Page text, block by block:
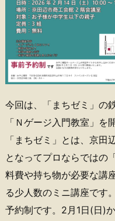
今回は、「まちゼミ」の
「Ｎゲージ入門教室」を
「まちゼミ」とは、京
となってプロならではの
料費や持ち物が必要な講
る少人数のミニ講座です。
予約制です。2月1日(日)